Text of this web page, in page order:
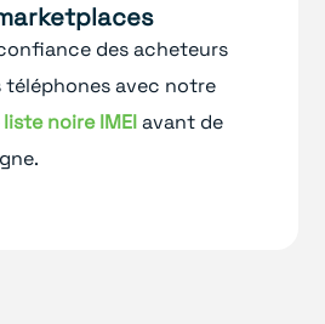
des acheteurs
téléphones avec notre
noire IMEIavant de